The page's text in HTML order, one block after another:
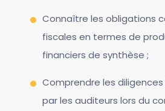
Connaître les obligations
fiscales en termes de
financiers de synthèse ;
Comprendre les
par les auditeurs lors du